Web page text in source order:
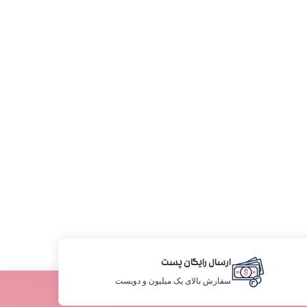
ارسال رایگان پست
سفارش بالای یک میلیون و دویست